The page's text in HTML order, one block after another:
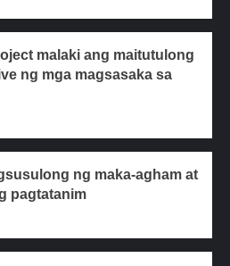
malaki ang maitutulong
ng mga magsasaka sa
ng maka-agham at
pagtatanim